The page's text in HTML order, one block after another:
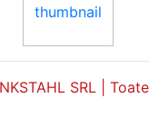
SRL |